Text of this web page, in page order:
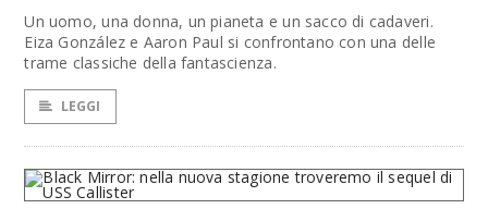
Un uomo, una donna, un pianeta e un sacco di cadaveri.
Eiza González e Aaron Paul si confrontano con una delle
trame classiche della fantascienza.
LEGGI